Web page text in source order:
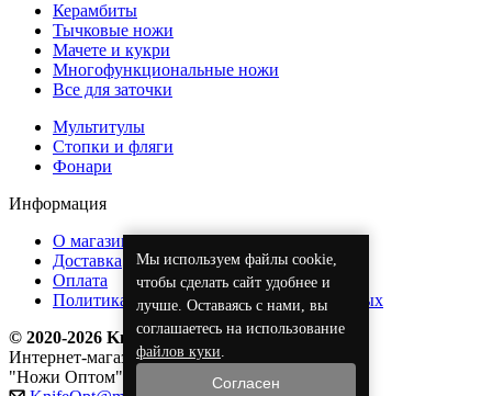
Мы используем файлы cookie,
чтобы сделать сайт удобнее и
лучше. Оставаясь с нами, вы
соглашаетесь на использование
файлов куки.
Согласен
Керамбиты
Тычковые ножи
Мачете и кукри
Многофункциональные ножи
Все для заточки
Мультитулы
Стопки и фляги
Фонари
Информация
О магазине
Доставка
Оплата
Политика обработки персональных данных
© 2020-2026 KnifeOpt.ru
Интернет-магазин
"Ножи Оптом"